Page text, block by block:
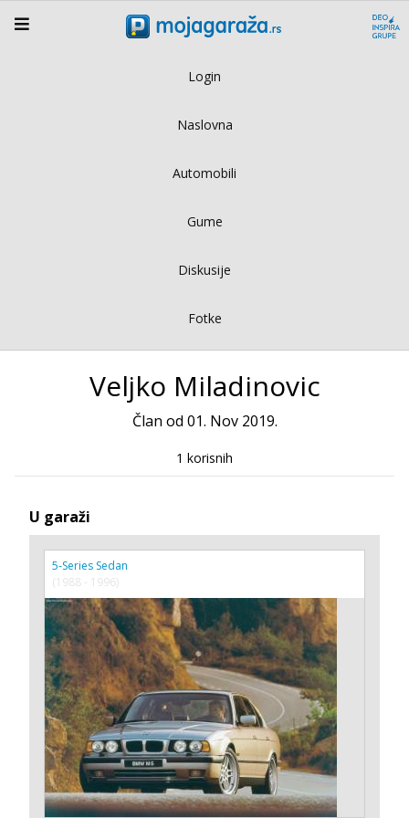
Login
Naslovna
Automobili
Gume
Diskusije
Fotke
Veljko Miladinovic
Član od 01. Nov 2019.
1 korisnih
U garaži
5-Series Sedan
(1988 - 1996)